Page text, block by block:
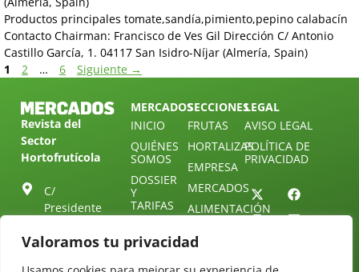
Valoramos tu privacidad
Productos principales tomate,sandía,pimiento,pepino calabacín
Contacto Chairman: Francisco de Ves Gil Dirección C/ Antonio
Castillo García, 1. 04117 San Isidro-Níjar (Almería, Spain)
1
2 … 6 Siguiente →
Revista del
Sector
Hortofrutícola
C/
Presidente
10.
MERCADOS
INICIO
QUIÉNES
SOMOS
DOSSIER
Y
TARIFAS
NEWSLETTER
SUSCRIPCIÓN
SECCIONES
FRUTAS
HORTALIZAS
EMPRESA
MERCADOS
ALIMENTACIÓN
30 DE
LEGAL
AVISO LEGAL
POLÍTICA DE
PRIVACIDAD